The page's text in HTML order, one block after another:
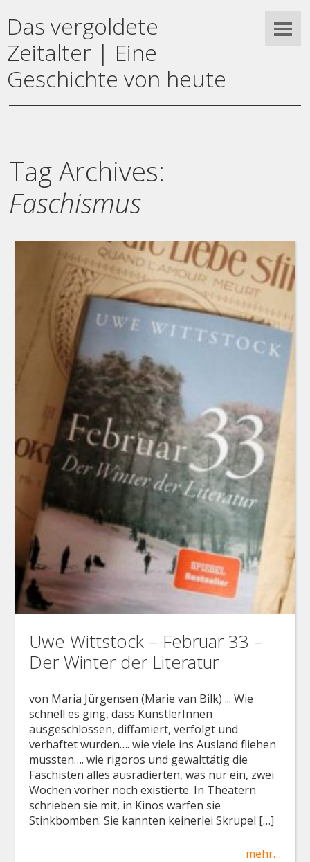
Das vergoldete
Zeitalter | Eine
Geschichte von heute
Tag Archives:
Faschismus
Uwe Wittstock – Februar 33 –
Der Winter der Literatur
von Maria Jürgensen (Marie van Bilk) ... Wie
schnell es ging, dass KünstlerInnen
ausgeschlossen, diffamiert, verfolgt und
verhaftet wurden…. wie viele ins Ausland fliehen
mussten…. wie rigoros und gewalttätig die
Faschisten alles ausradierten, was nur ein, zwei
Wochen vorher noch existierte. In Theatern
schrieben sie mit, in Kinos warfen sie
Stinkbomben. Sie kannten keinerlei Skrupel […]
mehr…